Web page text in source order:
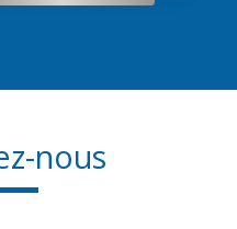
nous